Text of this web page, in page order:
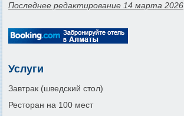
Последнее редактирование 14 марта 2026
Услуги
Завтрак (шведский стол)
Ресторан на 100 мест